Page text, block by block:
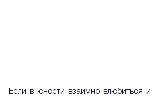
Если в юности взаимно влюбиться и